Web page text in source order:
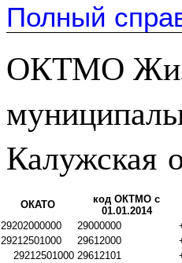
Полный
ОКТМО
Калужская
ОКАТО
код ОКТМО с
01.01.2014
29202000000
29000000
29212501000
29612000
29212501000 29612101